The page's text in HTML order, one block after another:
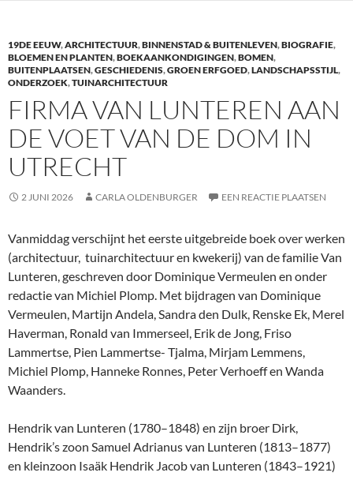
b
o
o
k
er e
dI
n
19DE EEUW,ARCHITECTUUR,BINNENSTAD & BUITENLEVEN,BIOGRAFIE,
BLOEMEN EN PLANTEN,BOEKAANKONDIGINGEN,BOMEN,
BUITENPLAATSEN,GESCHIEDENIS,GROEN ERFGOED,LANDSCHAPSSTIJL,
ONDERZOEK,TUINARCHITECTUUR
FIRMA VAN LUNTEREN AAN
DE VOET VAN DE DOM IN
UTRECHT
2 JUNI 2026 CARLA OLDENBURGER EEN REACTIE PLAATSEN
Vanmiddag verschijnt het eerste uitgebreide boek over werken
(architectuur, tuinarchitectuur en kwekerij) van de familie Van
Lunteren, geschreven door Dominique Vermeulen en onder
redactie van Michiel Plomp. Met bijdragen van Dominique
Vermeulen, Martijn Andela, Sandra den Dulk, Renske Ek, Merel
Haverman, Ronald van Immerseel, Erik de Jong, Friso
Lammertse, Pien Lammertse- Tjalma, Mirjam Lemmens,
Michiel Plomp, Hanneke Ronnes, Peter Verhoeff en Wanda
Waanders.
Hendrik van Lunteren (1780–1848) en zijn broer Dirk,
Hendrik’s zoon Samuel Adrianus van Lunteren (1813–1877)
en kleinzoon Isaäk Hendrik Jacob van Lunteren (1843–1921)